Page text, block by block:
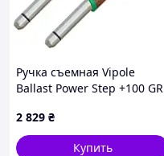
Ручка съемная Vipole
Ballast Power Step +100 GR
2 829 ₴
Купить